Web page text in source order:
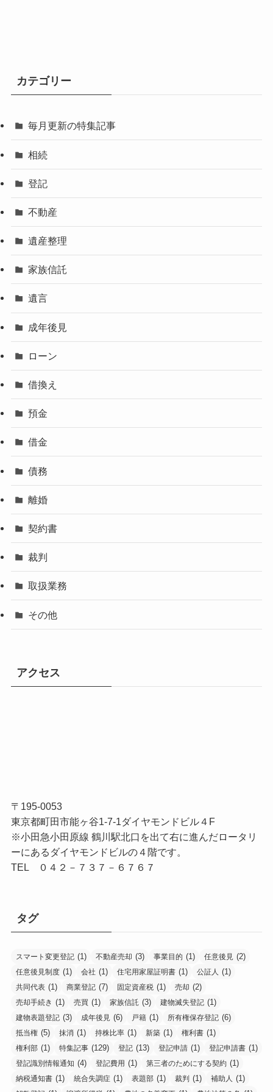
カテゴリー
毎月更新の特集記事
相続
登記
不動産
遺産整理
家族信託
遺言
成年後見
ローン
借換え
預金
借金
債務
離婚
契約書
裁判
取扱業務
その他
アクセス
〒195-0053
東京都町田市能ヶ谷1-7-1ダイヤモンドビル４F
※小田急小田原線 鶴川駅北口を出て右に進んだロータリ
ーにあるダイヤモンドビルの４階です。
TEL ０４２－７３７－６７６７
タグ
スマート変更登記 (1) 不動産売却 (3) 事業目的 (1) 任意後見 (2)
任意後見制度 (1) 会社 (1) 住宅用家屋証明書 (1) 公証人 (1)
共同代表 (1) 商業登記 (7) 固定資産税 (1) 売却 (2)
売却手続き (1) 売買 (1) 家族信託 (3) 建物滅失登記 (1)
建物表題登記 (3) 成年後見 (6) 戸籍 (1) 所有権保存登記 (6)
抵当権 (5) 抹消 (1) 持株比率 (1) 新築 (1) 権利書 (1)
権利部 (1) 特集記事 (129) 登記 (13) 登記申請 (1) 登記申請書 (1)
登記識別情報通知 (4) 登記費用 (1) 第三者のためにする契約 (1)
納税通知書 (1) 統合失調症 (1) 表題部 (1) 裁判 (1) 補助人 (1)